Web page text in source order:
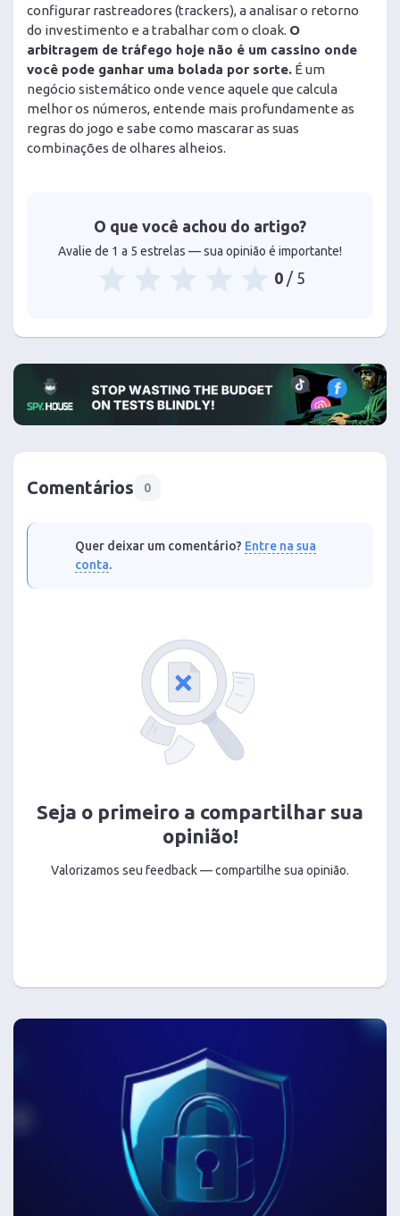
configurar rastreadores (trackers), a analisar o retorno
do investimento e a trabalhar com o cloak. O
arbitragem de tráfego hoje não é um cassino onde
você pode ganhar uma bolada por sorte. É um
negócio sistemático onde vence aquele que calcula
melhor os números, entende mais profundamente as
regras do jogo e sabe como mascarar as suas
combinações de olhares alheios.
O que você achou do artigo?
Avalie de 1 a 5 estrelas — sua opinião é importante!
0/ 5
Comentários 0
Quer deixar um comentário? Entre na sua
conta.
Seja o primeiro a compartilhar sua
opinião!
Valorizamos seu feedback — compartilhe sua opinião.